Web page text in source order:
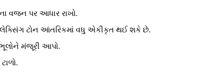
વજન પર આધાર રાખો.
ટોન આંતરિકમાં વધુ એકીકૃત થઈ શકે છે.
ભૂલોને મંજૂરી આપો.